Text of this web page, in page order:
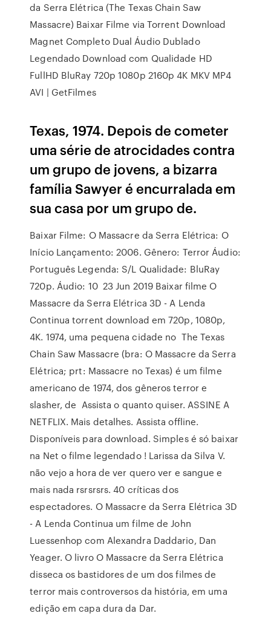
da Serra Elétrica (The Texas Chain Saw
Massacre) Baixar Filme via Torrent Download
Magnet Completo Dual Áudio Dublado
Legendado Download com Qualidade HD
FullHD BluRay 720p 1080p 2160p 4K MKV MP4
AVI | GetFilmes
Texas, 1974. Depois de cometer
uma série de atrocidades contra
um grupo de jovens, a bizarra
família Sawyer é encurralada em
sua casa por um grupo de.
Baixar Filme: O Massacre da Serra Elétrica: O
Início Lançamento: 2006. Gênero: Terror Áudio:
Português Legenda: S/L Qualidade: BluRay
720p. Áudio: 10 23 Jun 2019 Baixar filme O
Massacre da Serra Elétrica 3D - A Lenda
Continua torrent download em 720p, 1080p,
4K. 1974, uma pequena cidade no The Texas
Chain Saw Massacre (bra: O Massacre da Serra
Elétrica; prt: Massacre no Texas) é um filme
americano de 1974, dos gêneros terror e
slasher, de Assista o quanto quiser. ASSINE A
NETFLIX. Mais detalhes. Assista offline.
Disponíveis para download. Simples é só baixar
na Net o filme legendado ! Larissa da Silva V.
não vejo a hora de ver quero ver e sangue e
mais nada rsrsrsrs. 40 críticas dos
espectadores. O Massacre da Serra Elétrica 3D
- A Lenda Continua um filme de John
Luessenhop com Alexandra Daddario, Dan
Yeager. O livro O Massacre da Serra Elétrica
disseca os bastidores de um dos filmes de
terror mais controversos da história, em uma
edição em capa dura da Dar.